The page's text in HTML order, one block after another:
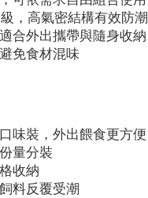
，高氣密結構有效防潮
合外出攜帶與隨身收納
免食材混味
味裝，外出餵食更方便
量分裝
收納
料反覆受潮